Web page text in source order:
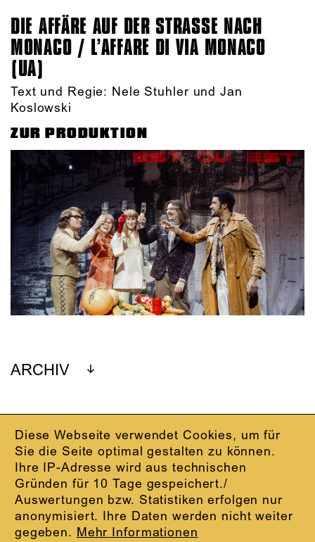
Diese Webseite verwendet Cookies, um für
Sie die Seite optimal gestalten zu können.
Ihre IP-Adresse wird aus technischen
Gründen für 10 Tage gespeichert./
Auswertungen bzw. Statistiken erfolgen nur
anonymisiert. Ihre Daten werden nicht weiter
gegeben. Mehr Informationen
DIE AFFÄRE AUF DER STRASSE NACH M
ONACO / L’AFFARE DI VIA MONACO (
UA)
Text und Regie: Nele Stuhler und Jan
Koslowski
ZUR PRODUKTION
ARCHIV
IMPRESSUM
DATENSCHUTZ
AGB
KONTAKT
ABO-LOGIN
PRESSE